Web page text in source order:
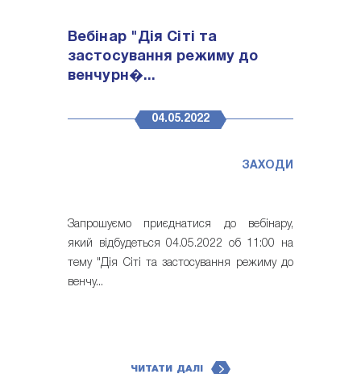
Вебінар "Дія Сіті та
застосування режиму до
венчурн�...
04.05.2022
ЗАХОДИ
Запрошуємо приєднатися до вебінару,
який відбудеться 04.05.2022 об 11:00 на
тему "Дія Сіті та застосування режиму до
венчу...
ЧИТАТИ ДАЛІ